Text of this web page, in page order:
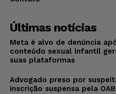
Últimas notícias
Meta é alvo de denúncia
conteúdo sexual infantil
suas plataformas
Advogado preso por
inscrição suspensa pela